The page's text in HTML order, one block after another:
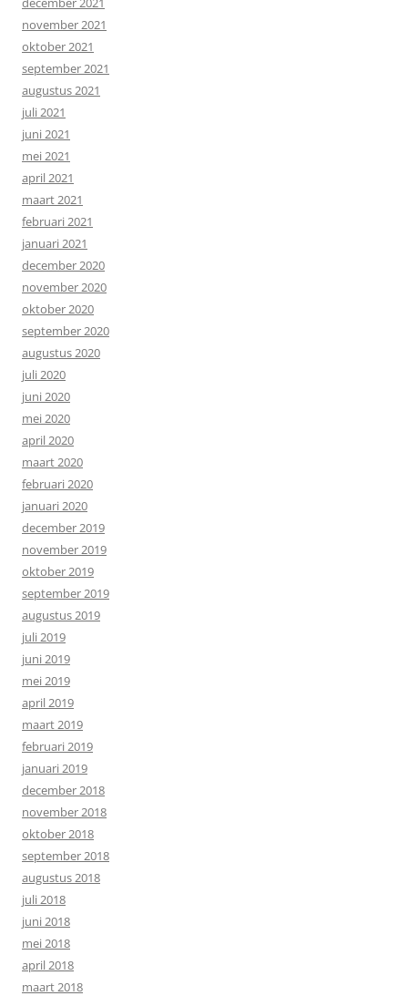
november 2021
oktober 2021
september 2021
augustus 2021
juli 2021
juni 2021
mei 2021
april 2021
maart 2021
februari 2021
januari 2021
december 2020
november 2020
oktober 2020
september 2020
augustus 2020
juli 2020
juni 2020
mei 2020
april 2020
maart 2020
februari 2020
januari 2020
december 2019
november 2019
oktober 2019
september 2019
augustus 2019
juli 2019
juni 2019
mei 2019
april 2019
maart 2019
februari 2019
januari 2019
december 2018
november 2018
oktober 2018
september 2018
augustus 2018
juli 2018
juni 2018
mei 2018
april 2018
maart 2018